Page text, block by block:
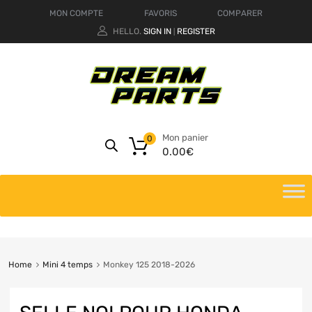
MON COMPTE FAVORIS
COMPARER
HELLO. SIGN IN REGISTER
Mon panier
0.00€
0
Home Mini 4 temps Monkey 125 2018-2026